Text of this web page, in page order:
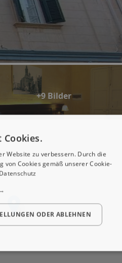
+9 Bilder
Cookies.
Website zu verbessern. Durch die
von Cookies gemäß unserer Cookie-
ODER ABLEHNEN